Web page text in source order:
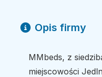
Opis firmy
MMbeds, z
miejscowości